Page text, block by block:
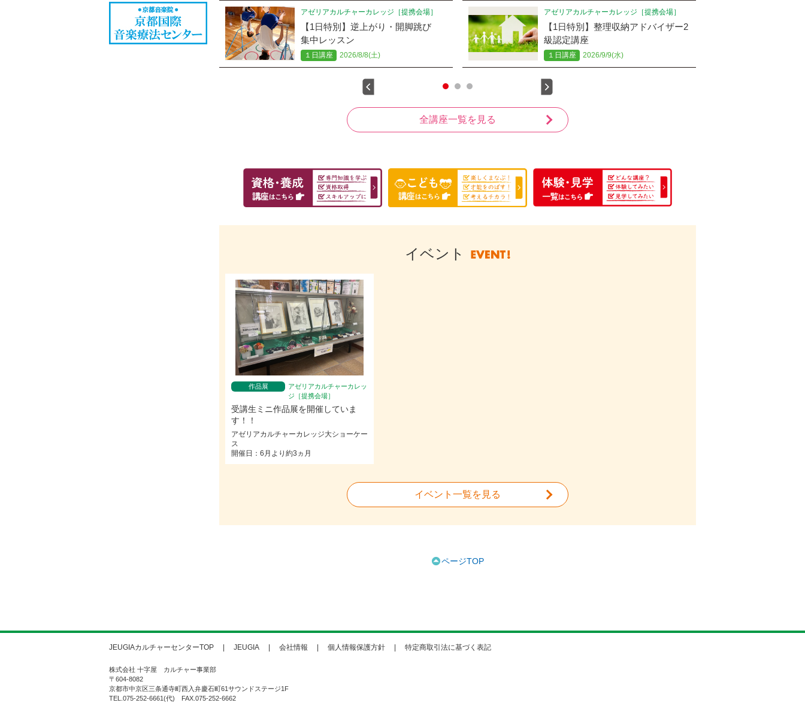
アゼリアカルチャーカレッジ［提携会場］
【1日特別】逆上がり・開脚跳び
集中レッスン
１日講座 2026/8/8(土)
アゼリアカルチャーカレッジ［提携会場］
【1日特別】整理収納アドバイザー2
級認定講座
１日講座 2026/9/9(水)
アゼリアカルチャーカレッジ［提携会場］
【1日特別】「ジオラマリウム」を
作ろう～♪
１日講座 2026/8/29(土)
アゼリアカルチャーカレッジ［提携会場］
【1日特別】写真で巡るお城
１日講座 2026/8/8(土)
全講座一覧を見る
イベント
作品展
アゼリアカルチャーカレッ
ジ［提携会場］
受講生ミニ作品展を開催していま
す！！
アゼリアカルチャーカレッジ大ショーケー
ス
開催日：6月より約3ヵ月
イベント一覧を見る
ページTOP
JEUGIAカルチャーセンターTOP JEUGIA 会社情報 個人情報保護方針 特定商取引法に基づく表記
株式会社 十字屋 カルチャー事業部
〒604-8082
京都市中京区三条通寺町西入弁慶石町61サウンドステージ1F
TEL.075-252-6661(代) FAX.075-252-6662